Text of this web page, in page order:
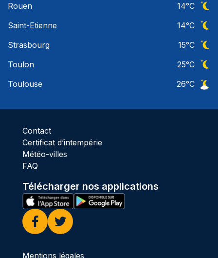
Rouen
14°C
Saint-Etienne
14°C
Strasbourg
15°C
Toulon
25°C
Toulouse
26°C
Contact
Certificat d’intempérie
Météo-villes
FAQ
Télécharger nos applications
Facebook
Twitter
Mentions légales